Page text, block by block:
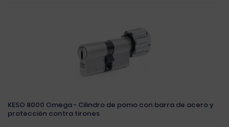
KESO 8000 Omega - Cilindro de pomo con barra de acero y
protección contra tirones